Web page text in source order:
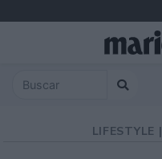
LIFESTYLE |